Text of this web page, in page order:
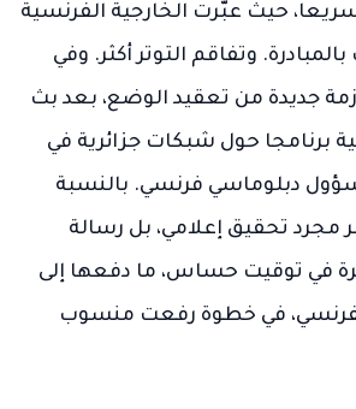
حيث عبّرت الخارجية الفرنسية
وتفاقم التوتر أكثر. وفي
زادت أزمة جديدة من تعقيد الوضع، بعد بث
برنامجا حول شبكات جزائرية في
دبلوماسي فرنسي. بالنسبة
مجرد تحقيق إعلامي، بل رسالة
في توقيت حساس، ما دفعها إلى
في خطوة رفعت منسوب